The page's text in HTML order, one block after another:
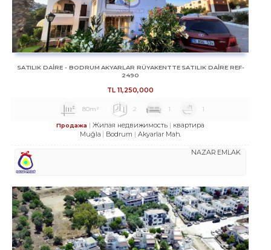
SATILIK DAİRE - BODRUM AKYARLAR RÜYAKENTTE SATILIK DAİRE REF-
2490
TL 11,250,000
80m² 2 1 1
Продажа Жилая недвижимость
квартира
Muğla
Bodrum Akyarlar Mah.
NAZAR EMLAK